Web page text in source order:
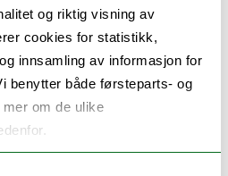
og riktig visning av
cookies for statistikk,
innsamling av informasjon for
benytter både førsteparts- og
om de ulike
i kognitiv
sosial angst
med Norsk Forening for
David Clark ved